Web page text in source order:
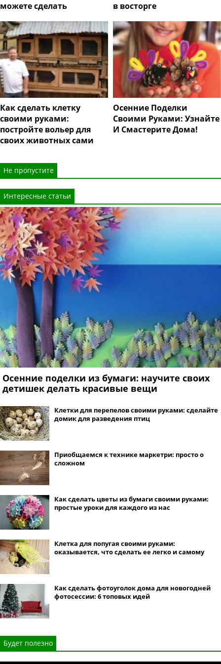
можете сделать
в восторге
Как сделать клетку
своими руками:
постройте вольер для
своих животных сами
Осенние Поделки
Своими Руками: Узнайте
И Смастерите Дома!
Не пропустите
Интересные статьи
Осенние поделки из бумаги: научите своих
детишек делать красивые вещи
Клетки для перепелов своими руками: сделайте
домик для разведения птиц
Приобщаемся к технике маркетри: просто о
сложном
Как сделать цветы из бумаги своими руками:
простые уроки для каждого из нас
Клетка для попугая своими руками:
оказывается, что сделать ее легко и самому
Как сделать фотоуголок дома для новогодней
фотосессии: 6 топовых идей
Будет полезно